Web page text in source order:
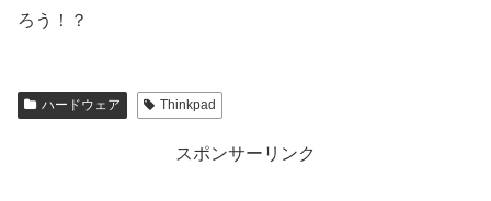
ろう！？
ハードウェア Thinkpad
スポンサーリンク